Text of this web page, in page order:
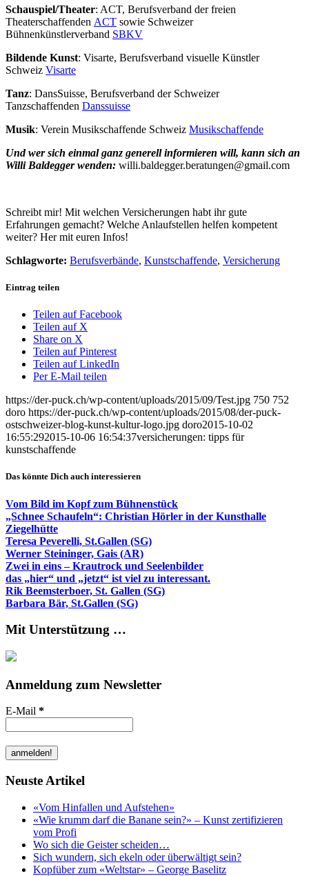
Schauspiel/Theater: ACT, Berufsverband der freien
Theaterschaffenden ACT sowie Schweizer
Bühnenkünstlerverband SBKV
Bildende Kunst: Visarte, Berufsverband visuelle Künstler
Schweiz Visarte
Tanz: DansSuisse, Berufsverband der Schweizer
Tanzschaffenden Danssuisse
Musik: Verein Musikschaffende Schweiz Musikschaffende
Und wer sich einmal ganz generell informieren will, kann sich an
Willi Baldegger wenden: willi.baldegger.beratungen@gmail.com
Schreibt mir! Mit welchen Versicherungen habt ihr gute
Erfahrungen gemacht? Welche Anlaufstellen helfen kompetent
weiter? Her mit euren Infos!
Schlagworte: Berufsverbände, Kunstschaffende, Versicherung
Eintrag teilen
Teilen auf Facebook
Teilen auf X
Share on X
Teilen auf Pinterest
Teilen auf LinkedIn
Per E-Mail teilen
https://der-puck.ch/wp-content/uploads/2015/09/Test.jpg 750 752
doro https://der-puck.ch/wp-content/uploads/2015/08/der-puck-
ostschweizer-blog-kunst-kultur-logo.jpg doro2015-10-02
16:55:292015-10-06 16:54:37versicherungen: tipps für
kunstschaffende
Das könnte Dich auch interessieren
Vom Bild im Kopf zum Bühnenstück
„Schnee Schaufeln“: Christian Hörler in der Kunsthalle
Ziegelhütte
Teresa Peverelli, St.Gallen (SG)
Werner Steininger, Gais (AR)
Zwei in eins – Krautrock und Seelenbilder
das „hier“ und „jetzt“ ist viel zu interessant.
Rik Beemsterboer, St. Gallen (SG)
Barbara Bär, St.Gallen (SG)
Mit Unterstützung …
Anmeldung zum Newsletter
E-Mail *
Neuste Artikel
«Vom Hinfallen und Aufstehen»
«Wie krumm darf die Banane sein?» – Kunst zertifizieren
vom Profi
Wo sich die Geister scheiden…
Sich wundern, sich ekeln oder überwältigt sein?
Kopfüber zum «Weltstar» – George Baselitz